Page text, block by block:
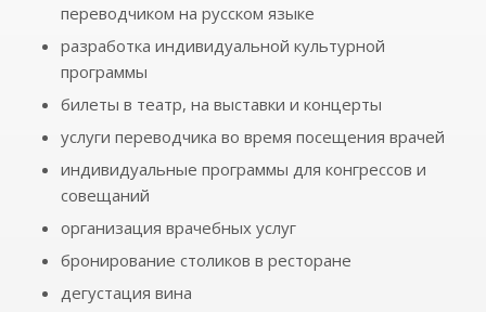
переводчиком на русском языке
разработка индивидуальной культурной
программы
билеты в театр, на выставки и концерты
услуги переводчика во время посещения врачей
индивидуальные программы для конгрессов и
совещаний
организация врачебных услуг
бронирование столиков в ресторане
дегустация вина